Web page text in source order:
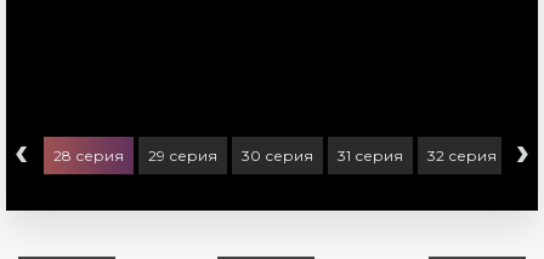
‹ 28 серия 29 серия 30 серия 31 серия 32 серия 33
›